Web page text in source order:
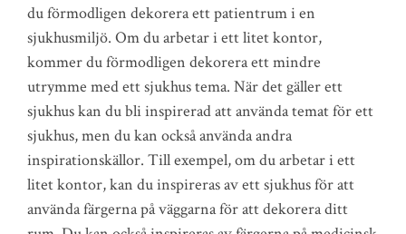
du förmodligen dekorera ett patientrum i en
sjukhusmiljö. Om du arbetar i ett litet kontor,
kommer du förmodligen dekorera ett mindre
utrymme med ett sjukhus tema. När det gäller ett
sjukhus kan du bli inspirerad att använda temat för ett
sjukhus, men du kan också använda andra
inspirationskällor. Till exempel, om du arbetar i ett
litet kontor, kan du inspireras av ett sjukhus för att
använda färgerna på väggarna för att dekorera ditt